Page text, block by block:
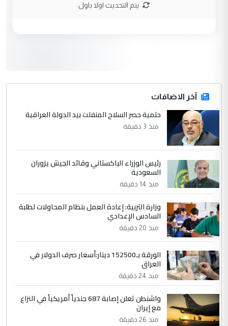
جنسية الرافد الثالث للعراق ومن اصول عريقة
ابا فرات ...
الموضوع :
الجواهري يرد على صدام حسين سل
مضجعيك يابن الزنا (نص كامل)
4
التعليق : تحياتي لك استاذ حامدتركان. كلام
دقيق ومسؤول؛ فالاستثمار الحقيقي للإنسان
وثروات البلد يعتمد على الكفاءة ...
الموضوع :
بين الإهمال واغتصاب الأرض.. بلاد
الرافدين تعاني الجفاف والتصحر!!
علي
التعليق : هذه الزيارة تنفع لبنان، دون الشعب
العراقي، الذي احترق بحر الصيف، في حين
حكومة الزيدي ...
الموضوع :
نواف سلام في بغداد.. "الفيول" مقابل
تصدير النفط العراقي
يتم التحديث اولا باول
آخر الاضافات
حتمية حصر السلاح المنفلت بيد الدولة العراقية
منذ 3 دقيقة
رئيس الوزراء الباكستاني وقائد الجيش يزوران
السعودية
منذ 14 دقيقة
وزارة التربية: إعادة العمل بنظام المحاولات لطلبة
السادس الإعدادي
منذ 20 دقيقة
الورقة بـ152500 دينار:أسعار صرف الدولار في
العراق
منذ 24 دقيقة
واشنطن تعلن إصابة 687 جندياً أمريكياً في النزاع
مع إيران
منذ 26 دقيقة